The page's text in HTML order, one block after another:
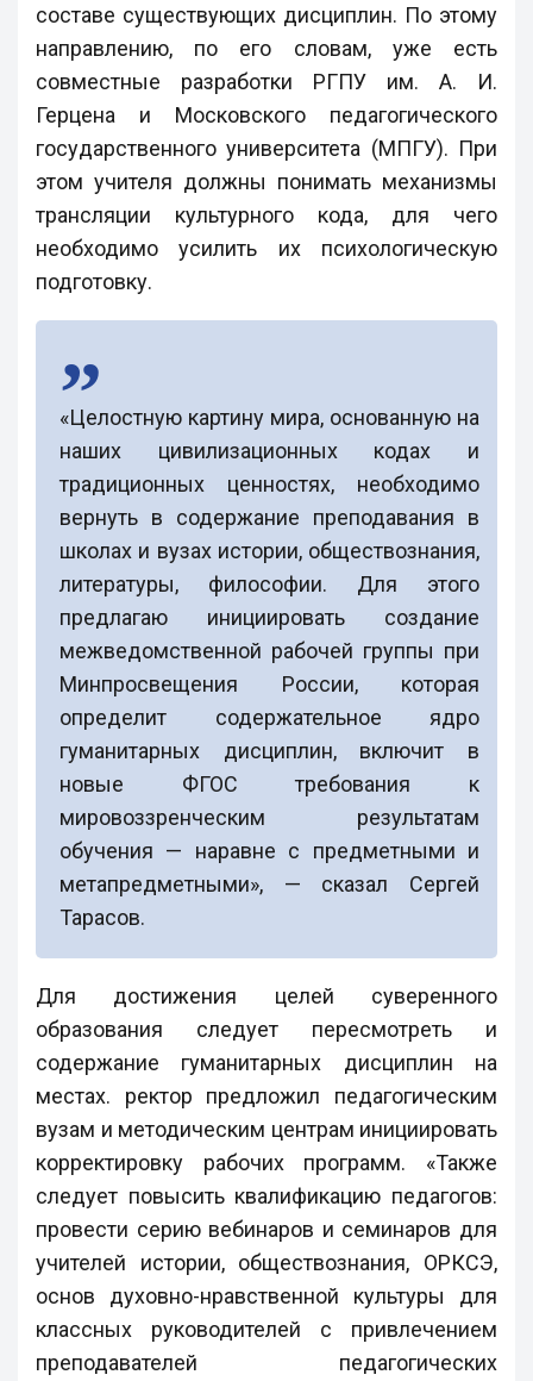
составе существующих дисциплин. По этому
направлению, по его словам, уже есть
совместные разработки РГПУ им. А. И.
Герцена и Московского педагогического
государственного университета (МПГУ). При
этом учителя должны понимать механизмы
трансляции культурного кода, для чего
необходимо усилить их психологическую
подготовку.
«Целостную картину мира, основанную на
наших цивилизационных кодах и
традиционных ценностях, необходимо
вернуть в содержание преподавания в
школах и вузах истории, обществознания,
литературы, философии. Для этого
предлагаю инициировать создание
межведомственной рабочей группы при
Минпросвещения России, которая
определит содержательное ядро
гуманитарных дисциплин, включит в
новые ФГОС требования к
мировоззренческим результатам
обучения — наравне с предметными и
метапредметными», — сказал Сергей
Тарасов.
Для достижения целей суверенного
образования следует пересмотреть и
содержание гуманитарных дисциплин на
местах. ректор предложил педагогическим
вузам и методическим центрам инициировать
корректировку рабочих программ. «Также
следует повысить квалификацию педагогов:
провести серию вебинаров и семинаров для
учителей истории, обществознания, ОРКСЭ,
основ духовно-нравственной культуры для
классных руководителей с привлечением
преподавателей педагогических